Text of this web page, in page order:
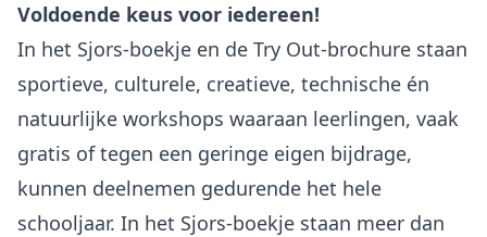
Voldoende keus voor iedereen!
In het Sjors-boekje en de Try Out-brochure staan
sportieve, culturele, creatieve, technische én
natuurlijke workshops waaraan leerlingen, vaak
gratis of tegen een geringe eigen bijdrage,
kunnen deelnemen gedurende het hele
schooljaar. In het Sjors-boekje staan meer dan